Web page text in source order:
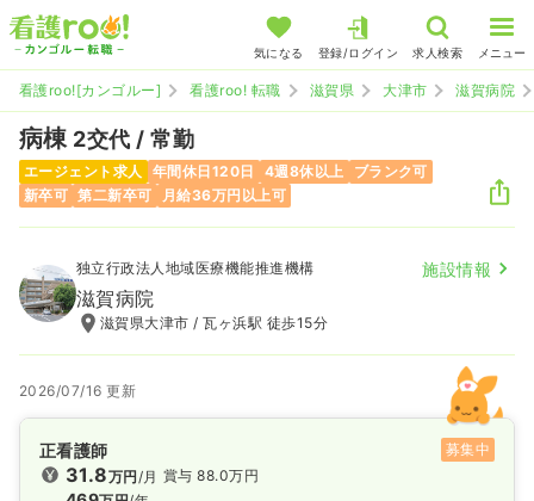
気になる 登録/ログイン 求人検索 メニュー
看護roo![カンゴルー] 看護roo! 転職 滋賀県 大津市 滋賀病院
病棟 2交代 / 常勤
エージェント求人 年間休日120日 4週8休以上
ブランク可
新卒可 第二新卒可 月給36万円以上可
独立行政法人地域医療機能推進機構 施設情報
滋賀病院
滋賀県大津市 / 瓦ヶ浜駅 徒歩15分
2026/07/16 更新
正看護師 募集中
31.8万円/月 賞与 88.0万円